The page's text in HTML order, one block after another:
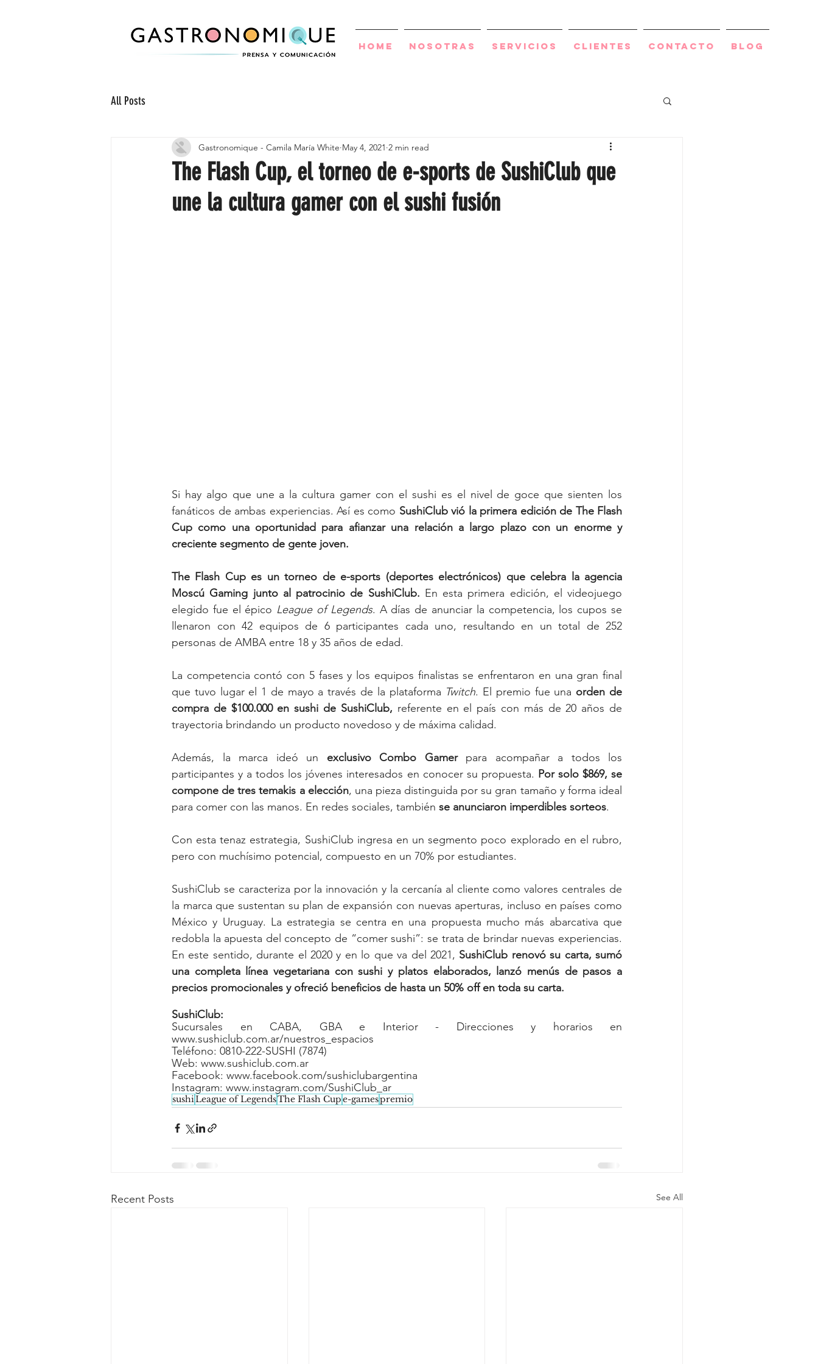
Home Nosotras Servicios Clientes Contacto BLOG
All Posts
The Flash Cup, el torneo de e-sports de SushiClub que
une la cultura gamer con el sushi fusión
Gastronomique - Camila María White May 4, 2021 2 min read
Si hay algo que une a la cultura gamer con el sushi es el nivel de goce que sienten los
fanáticos de ambas experiencias. Así es como SushiClub vió la primera edición de The Flash
Cup como una oportunidad para afianzar una relación a largo plazo con un enorme y
creciente segmento de gente joven.
The Flash Cup es un torneo de e-sports (deportes electrónicos) que celebra la agencia
Moscú Gaming junto al patrocinio de SushiClub. En esta primera edición, el videojuego
elegido fue el épico League of Legends. A días de anunciar la competencia, los cupos se
llenaron con 42 equipos de 6 participantes cada uno, resultando en un total de 252
personas de AMBA entre 18 y 35 años de edad.
La competencia contó con 5 fases y los equipos finalistas se enfrentaron en una gran final
que tuvo lugar el 1 de mayo a través de la plataforma Twitch. El premio fue una orden de
compra de $100.000 en sushi de SushiClub, referente en el país con más de 20 años de
trayectoria brindando un producto novedoso y de máxima calidad.
Además, la marca ideó un exclusivo Combo Gamer para acompañar a todos los
participantes y a todos los jóvenes interesados en conocer su propuesta. Por solo $869, se
compone de tres temakis a elección, una pieza distinguida por su gran tamaño y forma ideal
para comer con las manos. En redes sociales, también se anunciaron imperdibles sorteos.
Con esta tenaz estrategia, SushiClub ingresa en un segmento poco explorado en el rubro,
pero con muchísimo potencial, compuesto en un 70% por estudiantes.
SushiClub se caracteriza por la innovación y la cercanía al cliente como valores centrales de
la marca que sustentan su plan de expansión con nuevas aperturas, incluso en países como
México y Uruguay. La estrategia se centra en una propuesta mucho más abarcativa que
redobla la apuesta del concepto de “comer sushi”: se trata de brindar nuevas experiencias.
En este sentido, durante el 2020 y en lo que va del 2021, SushiClub renovó su carta, sumó
una completa línea vegetariana con sushi y platos elaborados, lanzó menús de pasos a
precios promocionales y ofreció beneficios de hasta un 50% off en toda su carta.
SushiClub:
Sucursales en CABA, GBA e Interior - Direcciones y horarios en
www.sushiclub.com.ar/nuestros_espacios
Teléfono: 0810-222-SUSHI (7874)
Web: www.sushiclub.com.ar
Facebook: www.facebook.com/sushiclubargentina
Instagram: www.instagram.com/SushiClub_ar
sushiLeague of LegendsThe Flash Cupe-gamespremio
Recent Posts See All